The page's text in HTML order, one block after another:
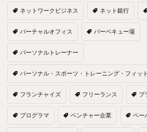
ネットワークビジネス ネット銀行
バーチャルオフィス バーベキュー場
パーソナルトレーナー
パーソナル・スポーツ・トレーニング・フィッ
フランチャイズ フリーランス プ
プログラマ ベンチャー企業 ペー